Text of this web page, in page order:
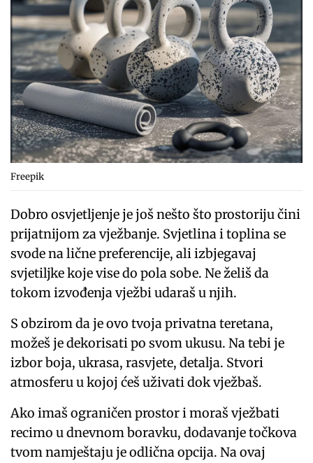
Freepik
Dobro osvjetljenje je još nešto što prostoriju čini
prijatnijom za vježbanje. Svjetlina i toplina se
svode na lične preferencije, ali izbjegavaj
svjetiljke koje vise do pola sobe. Ne želiš da
tokom izvođenja vježbi udaraš u njih.
S obzirom da je ovo tvoja privatna teretana,
možeš je dekorisati po svom ukusu. Na tebi je
izbor boja, ukrasa, rasvjete, detalja. Stvori
atmosferu u kojoj ćeš uživati dok vježbaš.
Ako imaš ograničen prostor i moraš vježbati
recimo u dnevnom boravku, dodavanje točkova
tvom namještaju je odlična opcija. Na ovaj